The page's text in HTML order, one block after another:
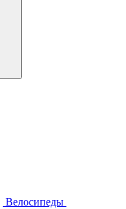
Велосипеды